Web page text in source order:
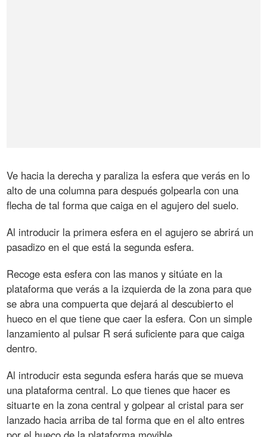
Ve hacia la derecha y paraliza la esfera que verás en lo
alto de una columna para después golpearla con una
flecha de tal forma que caiga en el agujero del suelo.
Al introducir la primera esfera en el agujero se abrirá un
pasadizo en el que está la segunda esfera.
Recoge esta esfera con las manos y sitúate en la
plataforma que verás a la izquierda de la zona para que
se abra una compuerta que dejará al descubierto el
hueco en el que tiene que caer la esfera. Con un simple
lanzamiento al pulsar R será suficiente para que caiga
dentro.
Al introducir esta segunda esfera harás que se mueva
una plataforma central. Lo que tienes que hacer es
situarte en la zona central y golpear al cristal para ser
lanzado hacia arriba de tal forma que en el alto entres